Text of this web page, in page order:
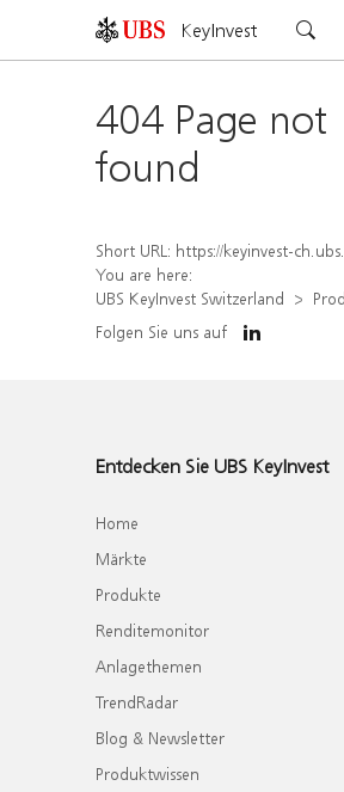
KeyInvest
404 Page not
found
Short URL: https://keyinvest-ch.ubs.com/produkt/detail/
You are here:
UBS KeyInvest Switzerland
Folgen Sie uns auf
Entdecken Sie UBS KeyInvest
Home
Märkte
Produkte
Renditemonitor
Anlagethemen
TrendRadar
Blog & Newsletter
Produktwissen